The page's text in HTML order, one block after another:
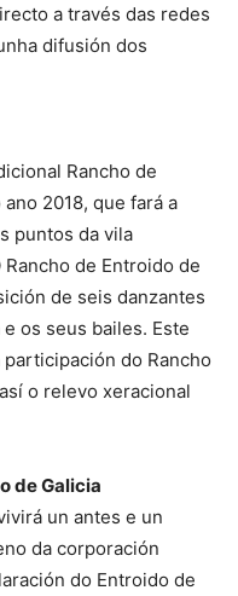
a través das redes
difusión dos
Rancho de
2018, que fará a
puntos da vila
de Entroido de
de seis danzantes
os seus bailes. Este
do Rancho
o relevo xeracional
de Galicia
un antes e un
da corporación
do Entroido de